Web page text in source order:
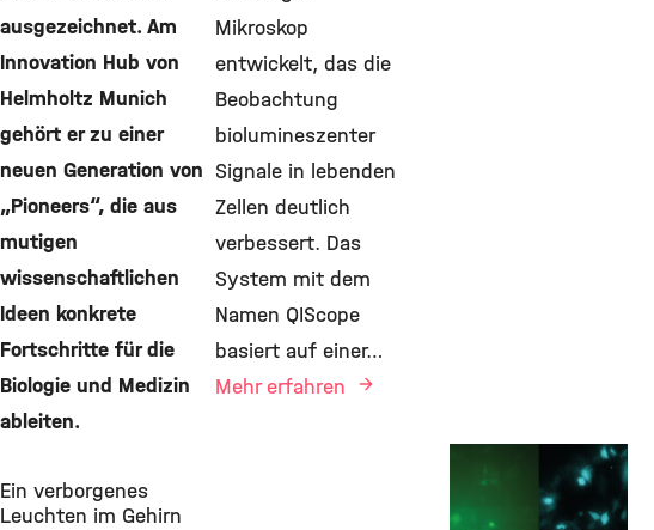
ausgezeichnet. Am
Innovation Hub von
Helmholtz Munich
gehört er zu einer
neuen Generation von
„Pioneers“, die aus
mutigen
wissenschaftlichen
Ideen konkrete
Fortschritte für die
Biologie und Medizin
ableiten.
Ein verborgenes
Leuchten im Gehirn
New Research
Findings,
Bioengineering,
Mikroskop
entwickelt, das die
Beobachtung
biolumineszenter
Signale in lebenden
Zellen deutlich
verbessert. Das
System mit dem
Namen QIScope
basiert auf einer…
Mehr erfahren